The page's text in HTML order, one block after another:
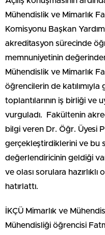
Mühendislik ve Mimarlık
Komisyonu Başkan
akreditasyon sürecinde
memnuniyetinin
Mühendislik ve Mimarlık
öğrencilerin de
toplantılarının iş birliği ve
vurguladı. Fakültenin
bilgi veren Dr. Öğr. Üyesi
gerçekleştirdiklerini ve bu
değerlendiricinin geldiği
ve olası sorulara hazırlıklı
hatırlattı.
İKÇÜ Mimarlık ve
Mühendisliği öğrencisi